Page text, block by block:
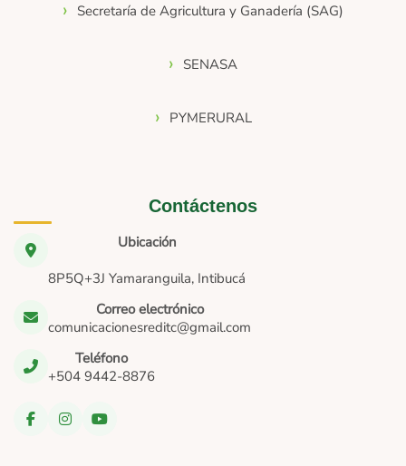
Secretaría de Agricultura y Ganadería (SAG)
SENASA
PYMERURAL
Contáctenos
Ubicación
8P5Q+3J Yamaranguila, Intibucá
Correo electrónico
comunicacionesreditc@gmail.com
Teléfono
+504 9442-8876